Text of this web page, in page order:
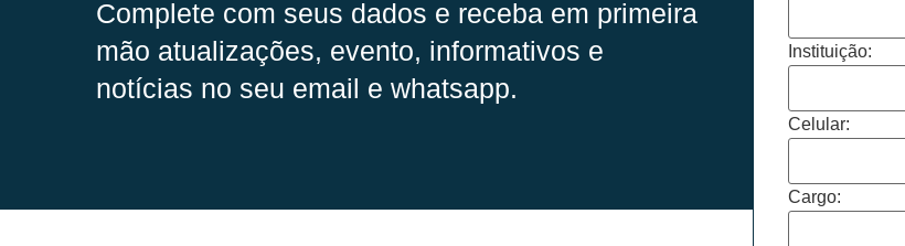
Complete com seus dados e receba em primeira
mão atualizações, evento, informativos e
notícias no seu email e whatsapp.
Instituição:
Celular:
Cargo: